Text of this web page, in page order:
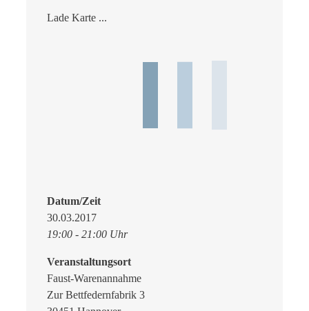
Lade Karte ...
Datum/Zeit
30.03.2017
19:00 - 21:00 Uhr
Veranstaltungsort
Faust-Warenannahme
Zur Bettfedernfabrik 3